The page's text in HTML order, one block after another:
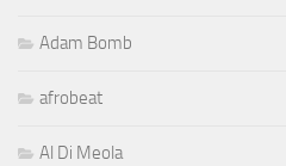
Adam Bomb
afrobeat
Al Di Meola